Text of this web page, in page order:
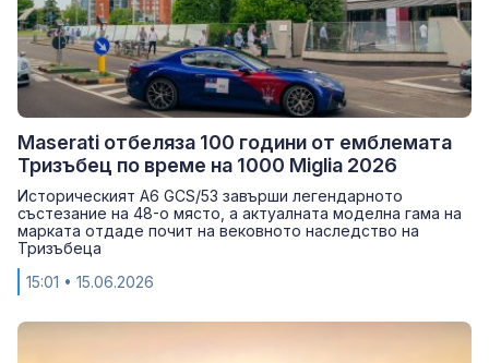
Maserati отбеляза 100 години от емблемата
Тризъбец по време на 1000 Miglia 2026
Историческият A6 GCS/53 завърши легендарното
състезание на 48-о място, а актуалната моделна гама на
марката отдаде почит на вековното наследство на
Тризъбеца
15:01 • 15.06.2026